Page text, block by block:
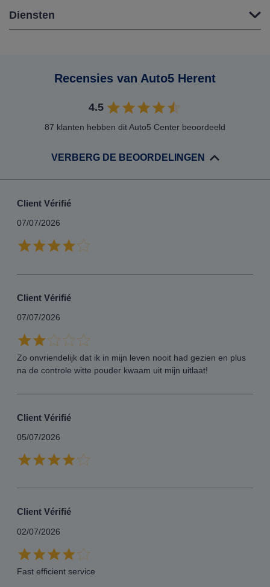
Diensten
Recensies van Auto5 Herent
4.5
87 klanten hebben dit Auto5 Center beoordeeld
VERBERG DE BEOORDELINGEN
Client Vérifié
07/07/2026
Client Vérifié
07/07/2026
Zo onvriendelijk dat ik in mijn leven nooit had gezien en plus
na de controle witte pouder kwaam uit mijn uitlaat!
Client Vérifié
05/07/2026
Client Vérifié
02/07/2026
Fast efficient service